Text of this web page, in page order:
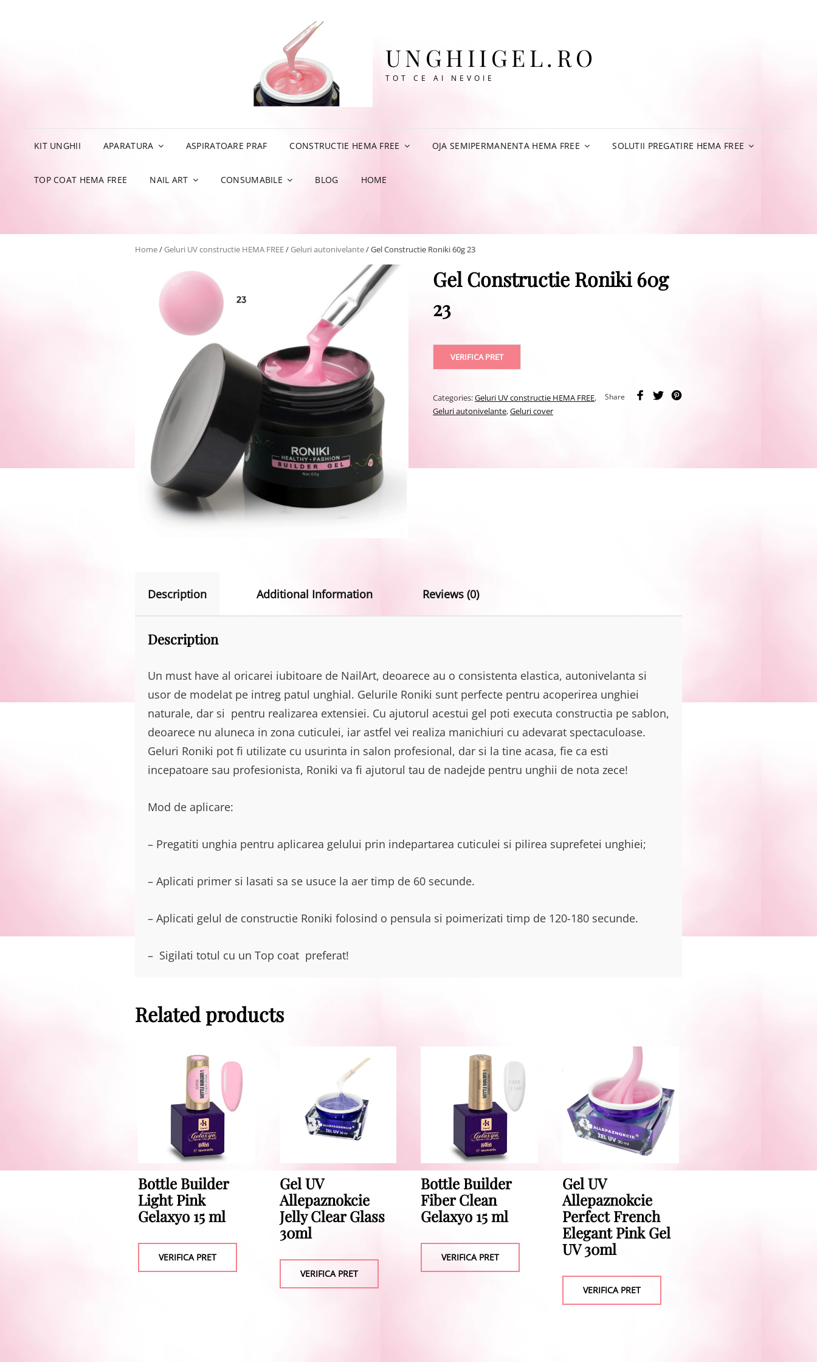
UNGHIIGEL.RO
TOT CE AI NEVOIE
KIT UNGHII APARATURA ASPIRATOARE PRAF CONSTRUCTIE HEMA FREE OJA SEMIPERMANENTA HEMA FREE SOLUTII PREGATIRE HEMA FREE
TOP COAT HEMA FREE NAIL ART CONSUMABILE BLOG HOME
Home/Geluri UV constructie HEMA FREE/Geluri autonivelante/ Gel Constructie Roniki 60g 23
Gel Constructie Roniki 60g
23
VERIFICA PRET
Share
Categories:Geluri UV constructie HEMA FREE,
Geluri autonivelante,Geluri cover
Description Additional Information Reviews (0)
Description
Un must have al oricarei iubitoare de NailArt, deoarece au o consistenta elastica, autonivelanta si
usor de modelat pe intreg patul unghial. Gelurile Roniki sunt perfecte pentru acoperirea unghiei
naturale, dar si pentru realizarea extensiei. Cu ajutorul acestui gel poti executa constructia pe sablon,
deoarece nu aluneca in zona cuticulei, iar astfel vei realiza manichiuri cu adevarat spectaculoase.
Geluri Roniki pot fi utilizate cu usurinta in salon profesional, dar si la tine acasa, fie ca esti
incepatoare sau profesionista, Roniki va fi ajutorul tau de nadejde pentru unghii de nota zece!
Mod de aplicare:
– Pregatiti unghia pentru aplicarea gelului prin indepartarea cuticulei si pilirea suprefetei unghiei;
– Aplicati primer si lasati sa se usuce la aer timp de 60 secunde.
– Aplicati gelul de constructie Roniki folosind o pensula si poimerizati timp de 120-180 secunde.
– Sigilati totul cu un Top coat preferat!
Related products
Bottle Builder
Light Pink
Gelaxyo 15 ml
VERIFICA PRET
Gel UV
Allepaznokcie
Jelly Clear Glass
30ml
VERIFICA PRET
Bottle Builder
Fiber Clean
Gelaxyo 15 ml
VERIFICA PRET
Gel UV
Allepaznokcie
Perfect French
Elegant Pink Gel
UV 30ml
VERIFICA PRET